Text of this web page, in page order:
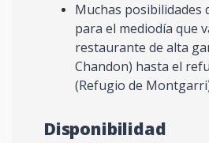
Muchas posibilidades
para el mediodía que
restaurante de alta
Chandon) hasta el
(Refugio de
Disponibilidad